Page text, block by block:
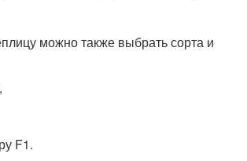
можно также выбрать сорта и
F1.